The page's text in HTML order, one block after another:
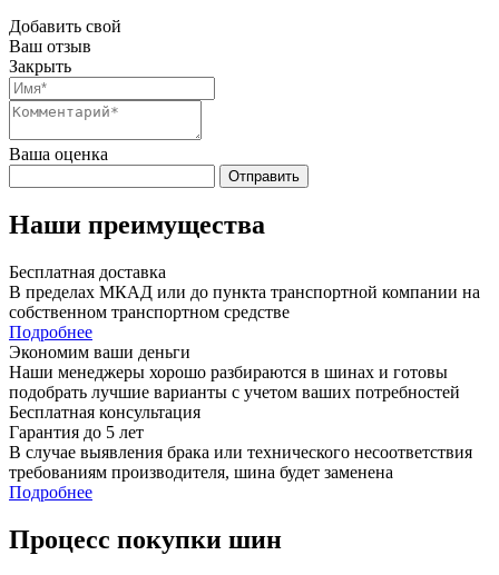
Добавить свой
Ваш отзыв
Закрыть
Ваша оценка
Отправить
Наши преимущества
Бесплатная доставка
В пределах МКАД или до пункта транспортной компании на
собственном транспортном средстве
Подробнее
Экономим ваши деньги
Наши менеджеры хорошо разбираются в шинах и готовы
подобрать лучшие варианты с учетом ваших потребностей
Бесплатная консультация
Гарантия до 5 лет
В случае выявления брака или технического несоответствия
требованиям производителя, шина будет заменена
Подробнее
Процесс покупки шин